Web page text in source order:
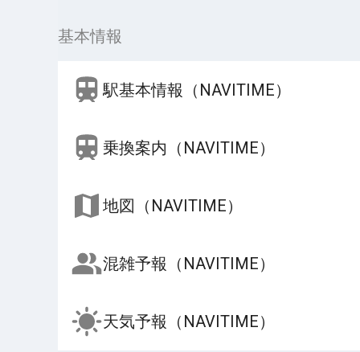
基本情報
駅基本情報（NAVITIME）
乗換案内（NAVITIME）
地図（NAVITIME）
混雑予報（NAVITIME）
天気予報（NAVITIME）